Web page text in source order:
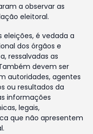
a observar as
eleitoral.
é vedada a
dos órgãos e
ressalvadas as
devem ser
autoridades, agentes
ou resultados da
informações
legais,
que não apresentem